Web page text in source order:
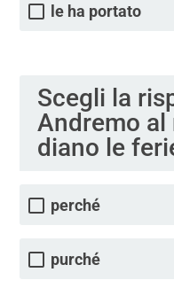
le ha portato
Scegli la
Andremo
diano le
perché
purché